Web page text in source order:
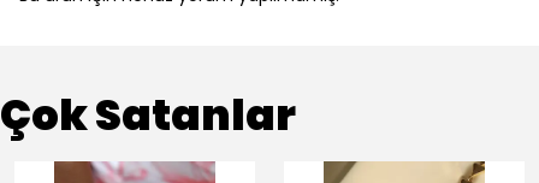
Çok Satanlar